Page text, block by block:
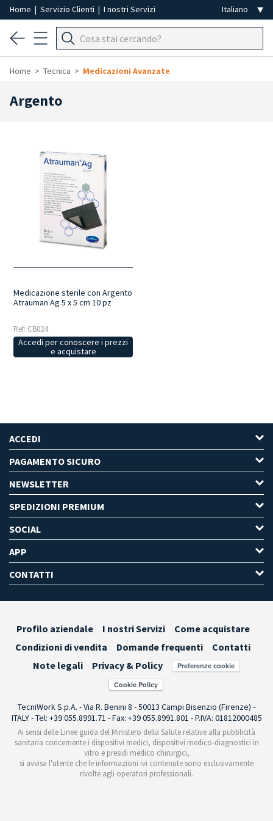
Home | Servizio Clienti | I nostri Servizi
Home Tecnica Medicazioni Avanzate
Argento
Medicazione sterile con Argento
Atrauman Ag 5 x 5 cm 10 pz
Ref: CB024
Accedi per conoscere i prezzi
e acquistare
ACCEDI
PAGAMENTO SICURO
NEWSLETTER
SPEDIZIONI PREMIUM
SOCIAL
APP
CONTATTI
Profilo aziendale I nostri Servizi
Come acquistare
Condizioni di vendita
Domande frequenti
Contatti
Note legali
Privacy & Policy Preferenze cookie
TecniWork S.p.A. - Via R. Benini 8 - 50013 Campi Bisenzio (Firenze) -
ITALY - Tel: +39 055.8991.71 - Fax: +39 055.8991.801 - P.IVA: 01812000485
Ai sensi delle Linee guida del Ministero della Salute relative alla pubblicità
sanitaria concernente i dispositivi medici, dispositivi medico-diagnostici in
vitro e presidi medico chirurgici,
si avvisa l'utente che le informazioni ivi contenute sono esclusivamente
rivolte agli operatori professionali.